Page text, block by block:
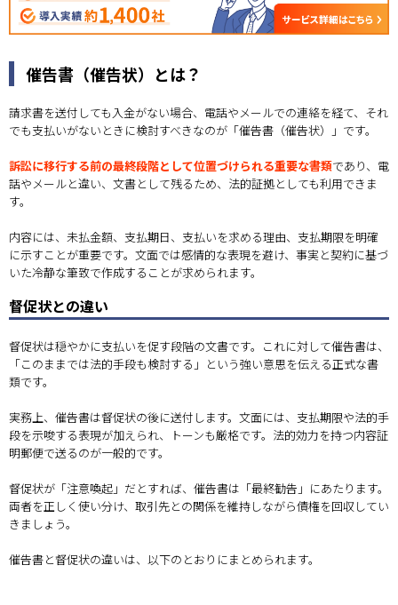
催告書（催告状）とは？
請求書を送付しても入金がない場合、電話やメールでの連絡を経て、それ
でも支払いがないときに検討すべきなのが「催告書（催告状）」です。
訴訟に移行する前の最終段階として位置づけられる重要な書類であり、電
話やメールと違い、文書として残るため、法的証拠としても利用できま
す。
内容には、未払金額、支払期日、支払いを求める理由、支払期限を明確
に示すことが重要です。文面では感情的な表現を避け、事実と契約に基づ
いた冷静な筆致で作成することが求められます。
督促状との違い
督促状は穏やかに支払いを促す段階の文書です。これに対して催告書は、
「このままでは法的手段も検討する」という強い意思を伝える正式な書
類です。
実務上、催告書は督促状の後に送付します。文面には、支払期限や法的手
段を示唆する表現が加えられ、トーンも厳格です。法的効力を持つ内容証
明郵便で送るのが一般的です。
督促状が「注意喚起」だとすれば、催告書は「最終勧告」にあたります。
両者を正しく使い分け、取引先との関係を維持しながら債権を回収してい
きましょう。
催告書と督促状の違いは、以下のとおりにまとめられます。